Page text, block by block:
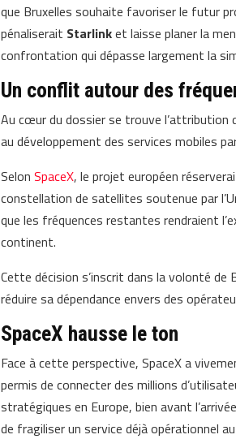
que Bruxelles souhaite favoriser le futur
pénaliserait Starlinket laisse planer la
confrontation qui dépasse largement la
Un conflit autour des
Au cœur du dossier se trouve l’attribution
au développement des services mobiles
SelonSpaceX, le projet européen
constellation de satellites soutenue par
que les fréquences restantes rendraient
continent.
Cette décision s’inscrit dans la volonté
réduire sa dépendance envers des
SpaceX hausse le ton
Face à cette perspective, SpaceX a
permis de connecter des millions
stratégiques en Europe, bien avant l’arrivée
de fragiliser un service déjà opérationnel